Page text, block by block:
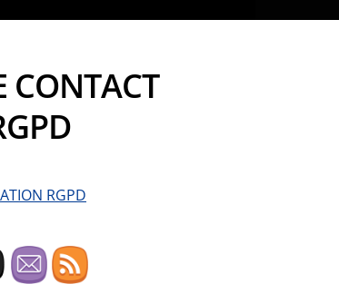
CONTACT
RGPD